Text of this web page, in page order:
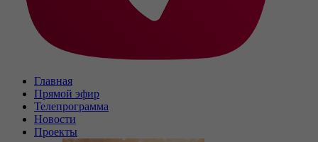
Главная
Прямой эфир
Телепрограмма
Новости
Проекты